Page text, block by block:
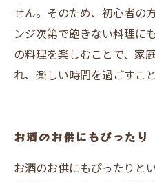
せん。そのため、初心者の
ンジ次第で飽きない料理に
の料理を楽しむことで、家
れ、楽しい時間を過ごすこ
お酒のお供にもぴったり
お酒のお供にもぴったりと